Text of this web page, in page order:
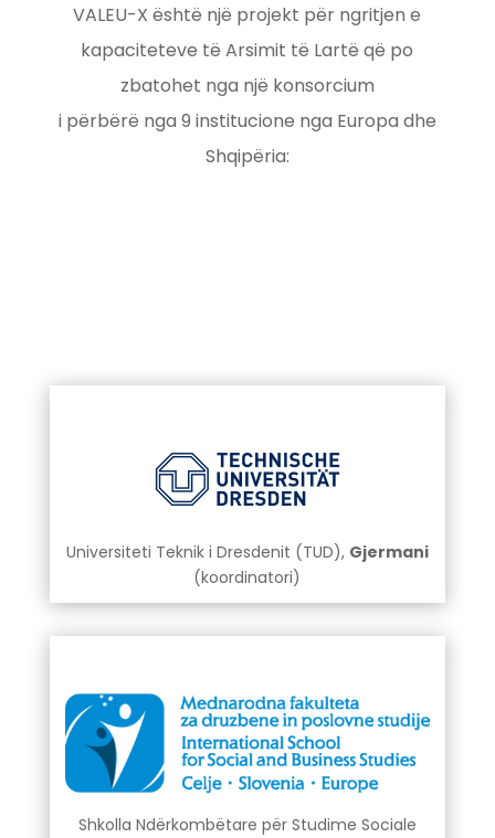
VALEU-X është një projekt për ngritjen e
kapaciteteve të Arsimit të Lartë që po
zbatohet nga një konsorcium
i përbërë nga 9 institucione nga Europa dhe
Shqipëria:
Universiteti Teknik i Dresdenit (TUD), Gjermani
(koordinatori)
Shkolla Ndërkombëtare për Studime Sociale